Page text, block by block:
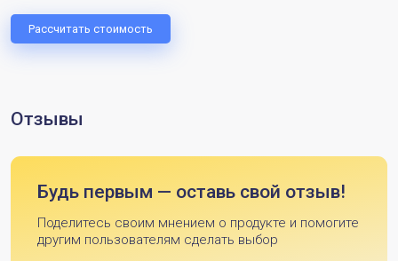
Рассчитать стоимость
Отзывы
Будь первым — оставь свой отзыв!
Поделитесь своим мнением о продукте и помогите
другим пользователям сделать выбор